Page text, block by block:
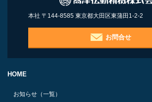
本社 〒144-8585 東京都大田区東蒲田1-2-2
お問合せ
HOME
お知らせ（一覧）